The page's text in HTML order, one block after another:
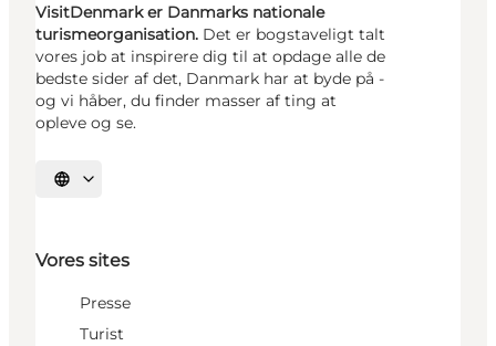
VisitDenmark er Danmarks nationale
turismeorganisation. Det er bogstaveligt talt
vores job at inspirere dig til at opdage alle de
bedste sider af det, Danmark har at byde på -
og vi håber, du finder masser af ting at
opleve og se.
Vælg sprog
Vores sites
Presse
Turist